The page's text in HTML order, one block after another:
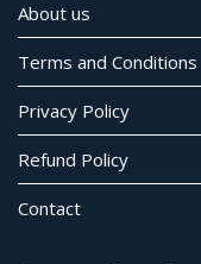
About us
Terms and Conditions
Privacy Policy
Refund Policy
Contact